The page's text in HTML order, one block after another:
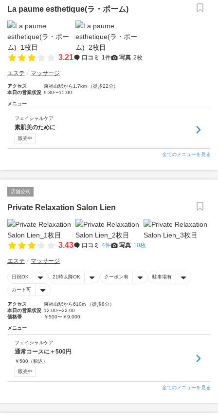
La paume esthetique(ラ・ポーム)
3.21 口コミ 1件 写真 2枚
エステ マッサージ
アクセス
東福山駅から1.7km （徒歩22分）
本日の営業状況 9:30〜15:00
メニュー
フェイシャルケア
素肌美のために
販売中
全てのメニューを見る
店舗公式
Private Relaxation Salon Lien
3.43 口コミ 4件 写真 10枚
エステ マッサージ
日祝OK 21時以降OK クーポン有 駐車場有
カード可
アクセス
東福山駅から610m （徒歩8分）
本日の営業状況 12:00〜22:00
価格帯
￥500〜￥9,000
メニュー
フェイシャルケア
通常コースに＋500円
￥500 （税込）
販売中
全てのメニューを見る